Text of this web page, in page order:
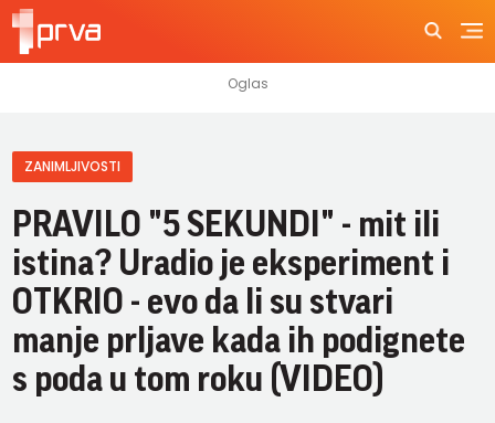
ZANIMLJIVOSTI
PRAVILO "5 SEKUNDI" - mit ili
istina? Uradio je eksperiment i
OTKRIO - evo da li su stvari
manje prljave kada ih podignete
s poda u tom roku (VIDEO)